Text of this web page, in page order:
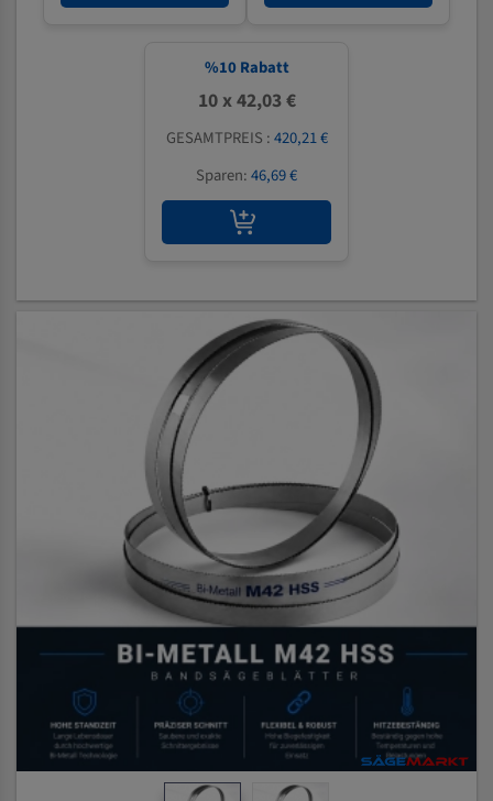
%10 Rabatt
10 x 42,03 €
GESAMTPREIS :420,21 €
Sparen:46,69 €